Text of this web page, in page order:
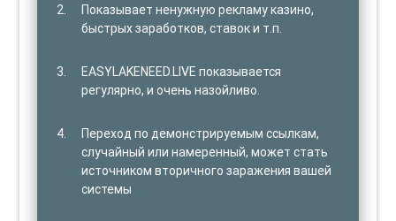
Показывает ненужную рекламу казино,
быстрых заработков, ставок и т.п.
EASYLAKENEED.LIVE показывается
регулярно, и очень назойливо.
Переход по демонстрируемым ссылкам,
случайный или намеренный, может стать
источником вторичного заражения вашей
системы